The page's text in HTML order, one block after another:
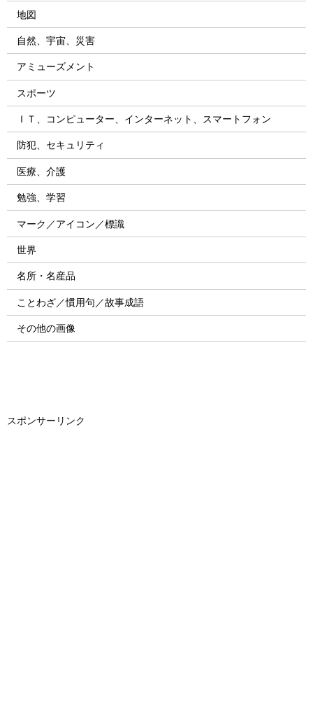
地図
自然、宇宙、災害
アミューズメント
スポーツ
ＩＴ、コンピューター、インターネット、スマートフォン
防犯、セキュリティ
医療、介護
勉強、学習
マーク／アイコン／標識
世界
名所・名産品
ことわざ／慣用句／故事成語
その他の画像
スポンサーリンク